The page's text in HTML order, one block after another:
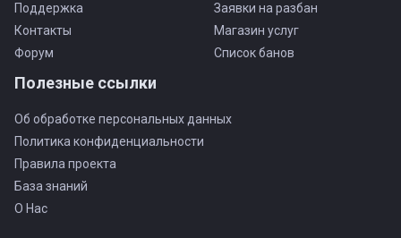
Поддержка
Контакты
Форум
Заявки на разбан
Магазин услуг
Список банов
Полезные ссылки
Об обработке персональных данных
Политика конфиденциальности
Правила проекта
База знаний
О Нас